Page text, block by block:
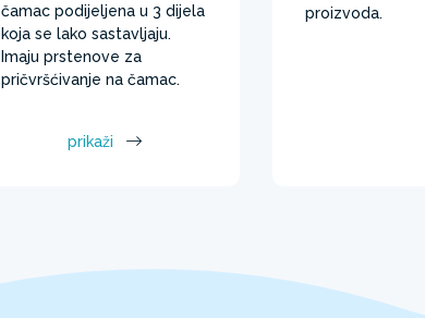
čamac podijeljena u 3 dijela
koja se lako sastavljaju.
Imaju prstenove za
pričvršćivanje na čamac.
prikaži
proizvoda.